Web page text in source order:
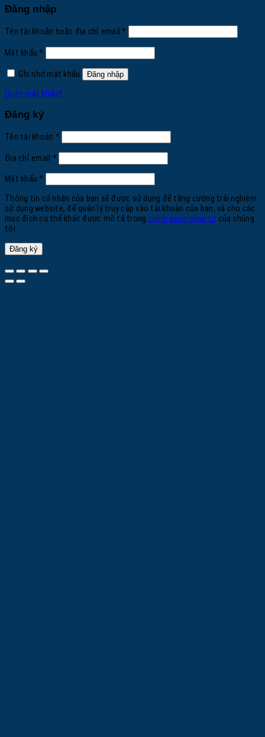
Đăng nhập
Tên tài khoản hoặc địa chỉ email*Bắt
buộc
Mật khẩu*Bắt
buộc
Ghi nhớ mật khẩu
Đăng nhập
Quên mật khẩu?
Đăng ký
Tên tài khoản *Bắt
buộc
Địa chỉ email *Bắt
buộc
Mật khẩu*Bắt
buộc
Thông tin cá nhân của bạn sẽ được sử dụng để tăng cường trải nghiệm
sử dụng website, để quản lý truy cập vào tài khoản của bạn, và cho các
mục đích cụ thể khác được mô tả trong chính sách riêng tư của chúng
tôi.
Đăng ký